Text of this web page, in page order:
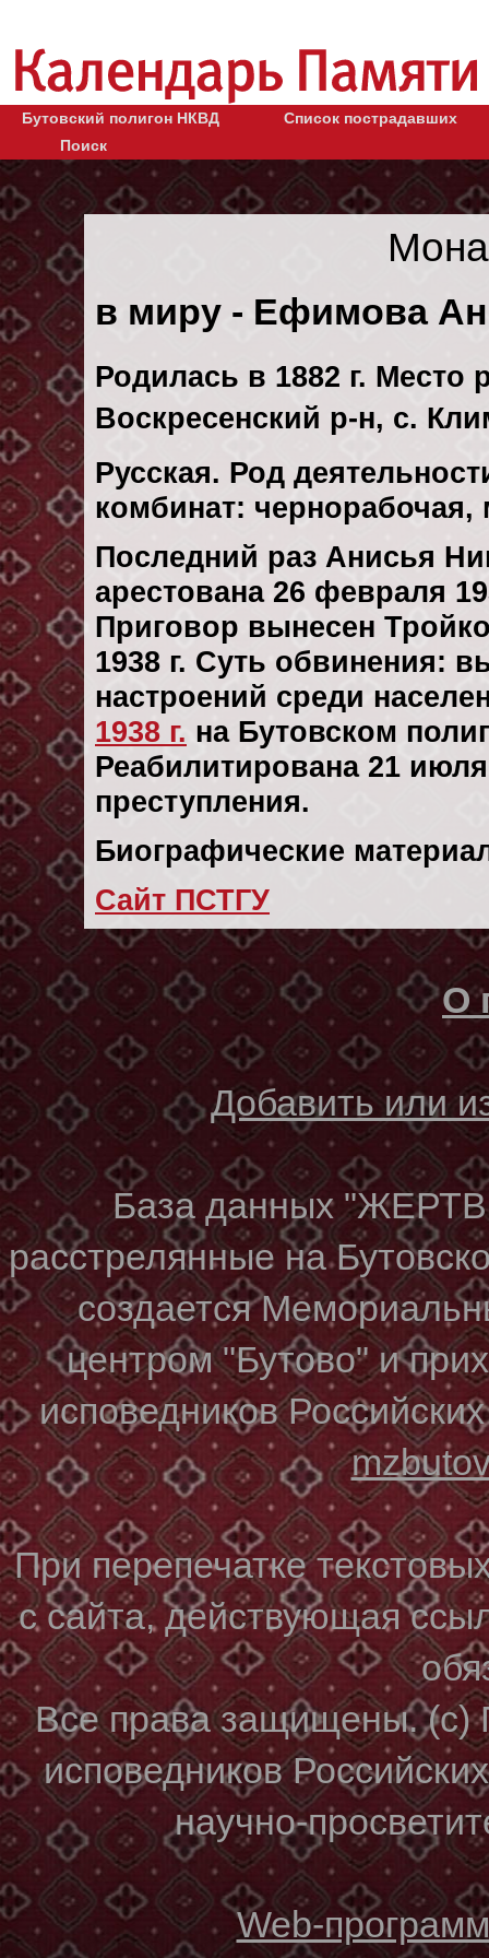
Бутовский полигон НКВД
Список пострадавших
Поиск
в миру - Ефимова
Родилась в 1882 г. Место
Воскресенский р-н, с.
Русская. Род
комбинат:
Последний раз Анисья
арестована 26 февраля
Приговор вынесен
1938 г. Суть обвинения:
настроений среди
1938 г. на Бутовском
Реабилитирована 21 июля
преступления.
Биографические
Сайт ПСТГУ
О
Добавить или
База данных
расстрелянные на
создается
центром "Бутово" и
исповедников
При перепечатке
с сайта, действующая
Все права защищены. (с)
исповедников
научно-
Web-